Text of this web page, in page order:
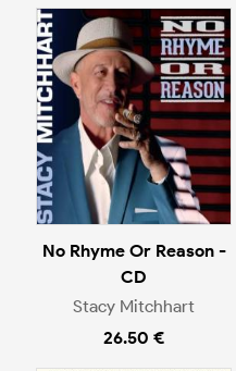
No Rhyme Or Reason -
CD
Stacy Mitchhart
26.50 €